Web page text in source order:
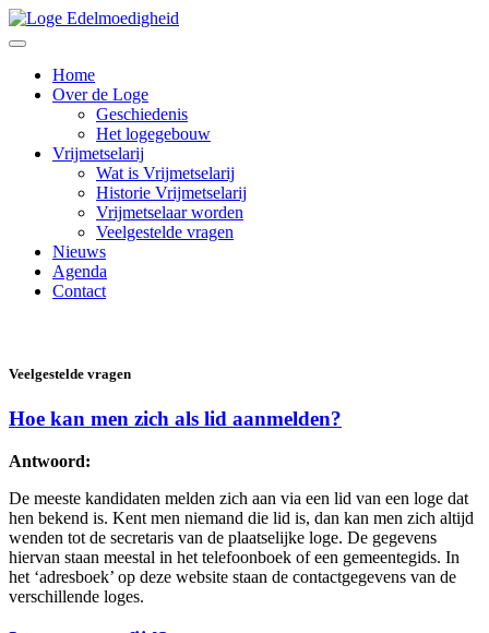
Home
Over de Loge
Geschiedenis
Het logegebouw
Vrijmetselarij
Wat is Vrijmetselarij
Historie Vrijmetselarij
Vrijmetselaar worden
Veelgestelde vragen
Nieuws
Agenda
Contact
Veelgestelde vragen
Hoe kan men zich als lid aanmelden?
Antwoord:
De meeste kandidaten melden zich aan via een lid van een loge dat
hen bekend is. Kent men niemand die lid is, dan kan men zich altijd
wenden tot de secretaris van de plaatselijke loge. De gegevens
hiervan staan meestal in het telefoonboek of een gemeentegids. In
het ‘adresboek’ op deze website staan de contactgegevens van de
verschillende loges.